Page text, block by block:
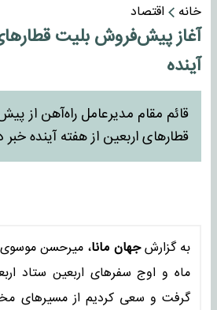
خانه
اقتصاد
آغاز پیش‌فروش بلیت‌
آینده
قائم مقام مدیرعامل راه‌آهن از
قطارهای اربعین از هفته آینده خبر
به گزارشجهان مانا، میرحسن موسوی
ماه و اوج سفرهای اربعین ستاد
گرفت و سعی کردیم از مسیرهای